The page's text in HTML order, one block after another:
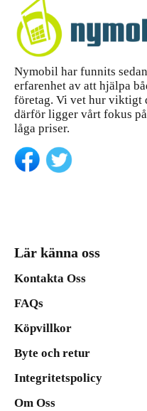
Nymobil har funnits
erfarenhet av att hjälpa
företag. Vi vet hur viktigt
därför ligger vårt fokus
låga priser.
Lär känna oss
Kontakta Oss
FAQs
Köpvillkor
Byte och retur
Integritetspolicy
Om Oss